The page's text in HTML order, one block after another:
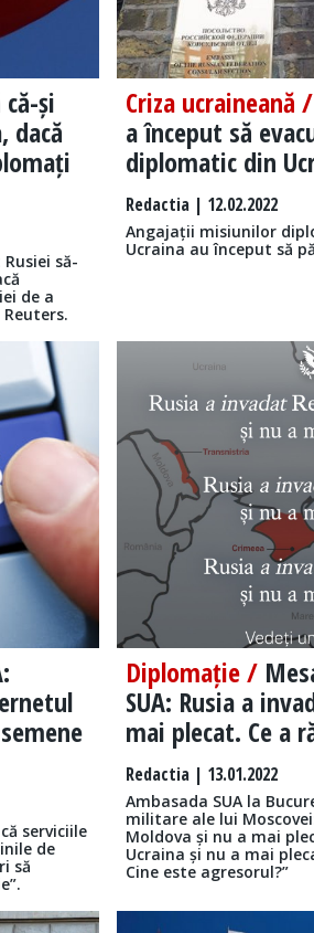
și
dacă
să-
de a
Criza ucraineană /
a început să
diplomatic din
Redactia| 12.02.2022
Angajații misiunilor
Ucraina au început să
serviciile
de
să
Diplomație /
SUA: Rusia a
mai plecat. Ce a
Redactia| 13.01.2022
Ambasada SUA la
militare ale lui
Moldova și nu a mai
Ucraina și nu a mai
Cine este agresorul?”